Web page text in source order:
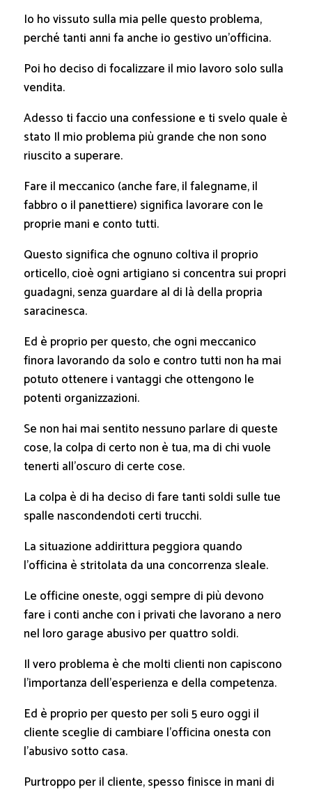
Io ho vissuto sulla mia pelle questo problema,
perché tanti anni fa anche io gestivo un’officina.
Poi ho deciso di focalizzare il mio lavoro solo sulla
vendita.
Adesso ti faccio una confessione e ti svelo quale è
stato Il mio problema più grande che non sono
riuscito a superare.
Fare il meccanico (anche fare, il falegname, il
fabbro o il panettiere) significa lavorare con le
proprie mani e conto tutti.
Questo significa che ognuno coltiva il proprio
orticello, cioè ogni artigiano si concentra sui propri
guadagni, senza guardare al di là della propria
saracinesca.
Ed è proprio per questo, che ogni meccanico
finora lavorando da solo e contro tutti non ha mai
potuto ottenere i vantaggi che ottengono le
potenti organizzazioni.
Se non hai mai sentito nessuno parlare di queste
cose, la colpa di certo non è tua, ma di chi vuole
tenerti all’oscuro di certe cose.
La colpa è di ha deciso di fare tanti soldi sulle tue
spalle nascondendoti certi trucchi.
La situazione addirittura peggiora quando
l’officina è stritolata da una concorrenza sleale.
Le officine oneste, oggi sempre di più devono
fare i conti anche con i privati che lavorano a nero
nel loro garage abusivo per quattro soldi.
Il vero problema è che molti clienti non capiscono
l’importanza dell’esperienza e della competenza.
Ed è proprio per questo per soli 5 euro oggi il
cliente sceglie di cambiare l’officina onesta con
l’abusivo sotto casa.
Purtroppo per il cliente, spesso finisce in mani di